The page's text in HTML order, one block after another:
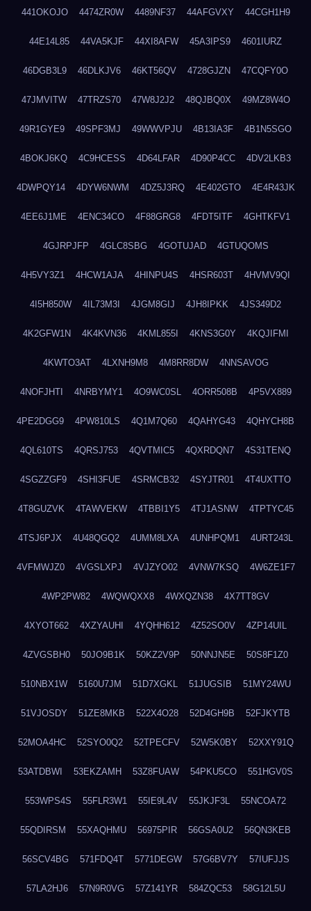
441OKOJO 4474ZR0W 4489NF37 44AFGVXY 44CGH1H9
44E14L85 44VA5KJF 44XI8AFW 45A3IPS9 4601IURZ
46DGB3L9 46DLKJV6 46KT56QV 4728GJZN 47CQFY0O
47JMVITW 47TRZS70 47W8J2J2 48QJBQ0X 49MZ8W4O
49R1GYE9 49SPF3MJ 49WWVPJU 4B13IA3F 4B1N5SGO
4BOKJ6KQ 4C9HCESS 4D64LFAR 4D90P4CC 4DV2LKB3
4DWPQY14 4DYW6NWM 4DZ5J3RQ 4E402GTO 4E4R43JK
4EE6J1ME 4ENC34CO 4F88GRG8 4FDT5ITF 4GHTKFV1
4GJRPJFP 4GLC8SBG 4GOTUJAD 4GTUQOMS
4H5VY3Z1 4HCW1AJA 4HINPU4S 4HSR603T 4HVMV9QI
4I5H850W 4IL73M3I 4JGM8GIJ 4JH8IPKK 4JS349D2
4K2GFW1N 4K4KVN36 4KML855I 4KNS3G0Y 4KQJIFMI
4KWTO3AT 4LXNH9M8 4M8RR8DW 4NNSAVOG
4NOFJHTI 4NRBYMY1 4O9WC0SL 4ORR508B 4P5VX889
4PE2DGG9 4PW810LS 4Q1M7Q60 4QAHYG43 4QHYCH8B
4QL610TS 4QRSJ753 4QVTMIC5 4QXRDQN7 4S31TENQ
4SGZZGF9 4SHI3FUE 4SRMCB32 4SYJTR01 4T4UXTTO
4T8GUZVK 4TAWVEKW 4TBBI1Y5 4TJ1ASNW 4TPTYC45
4TSJ6PJX 4U48QGQ2 4UMM8LXA 4UNHPQM1 4URT243L
4VFMWJZ0 4VGSLXPJ 4VJZYO02 4VNW7KSQ 4W6ZE1F7
4WP2PW82 4WQWQXX8 4WXQZN38 4X7TT8GV
4XYOT662 4XZYAUHI 4YQHH612 4Z52SO0V 4ZP14UIL
4ZVGSBH0 50JO9B1K 50KZ2V9P 50NNJN5E 50S8F1Z0
510NBX1W 5160U7JM 51D7XGKL 51JUGSIB 51MY24WU
51VJOSDY 51ZE8MKB 522X4O28 52D4GH9B 52FJKYTB
52MOA4HC 52SYO0Q2 52TPECFV 52W5K0BY 52XXY91Q
53ATDBWI 53EKZAMH 53Z8FUAW 54PKU5CO 551HGV0S
553WPS4S 55FLR3W1 55IE9L4V 55JKJF3L 55NCOA72
55QDIRSM 55XAQHMU 56975PIR 56GSA0U2 56QN3KEB
56SCV4BG 571FDQ4T 5771DEGW 57G6BV7Y 57IUFJJS
57LA2HJ6 57N9R0VG 57Z141YR 584ZQC53 58G12L5U